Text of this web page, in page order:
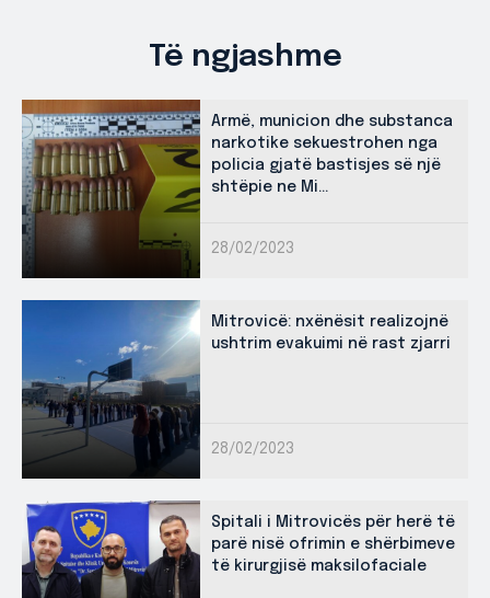
Të ngjashme
Armë, municion dhe substanca
narkotike sekuestrohen nga
policia gjatë bastisjes së një
shtëpie ne Mi...
28/02/2023
Mitrovicë: nxënësit realizojnë
ushtrim evakuimi në rast zjarri
28/02/2023
Spitali i Mitrovicës për herë të
parë nisë ofrimin e shërbimeve
të kirurgjisë maksilofaciale